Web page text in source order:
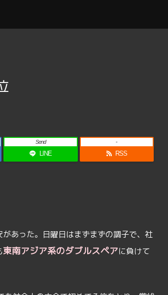
LINE
Send
RSS
-
あった。日曜日はまずまずの調子で、社
東南アジア系のダブルスペアに負けて